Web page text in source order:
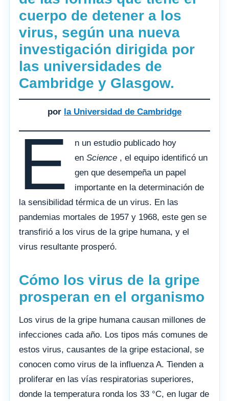
cuerpo de detener a los
virus, según una nueva
investigación dirigida por
las universidades de
Cambridge y Glasgow.
por la Universidad de Cambridge
E
n un estudio publicado hoy
enScience , el equipo identificó un
gen que desempeña un papel
importante en la determinación de
la sensibilidad térmica de un virus. En las
pandemias mortales de 1957 y 1968, este gen se
transfirió a los virus de la gripe humana, y el
virus resultante prosperó.
Cómo los virus de la gripe
prosperan en el organismo
Los virus de la gripe humana causan millones de
infecciones cada año. Los tipos más comunes de
estos virus, causantes de la gripe estacional, se
conocen como virus de la influenza A. Tienden a
proliferar en las vías respiratorias superiores,
donde la temperatura ronda los 33 °C, en lugar de